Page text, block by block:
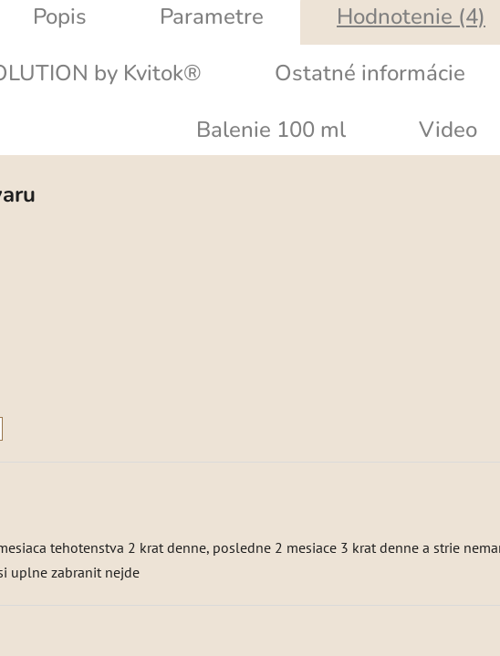
Popis Parametre Hodnotenie (4)
by Kvitok® Ostatné informácie
Balenie 100 ml
Video
5 hviezdičiek.
tehotenstva 2 krat denne, posledne 2 mesiace 3 krat denne a strie
uplne zabranit nejde